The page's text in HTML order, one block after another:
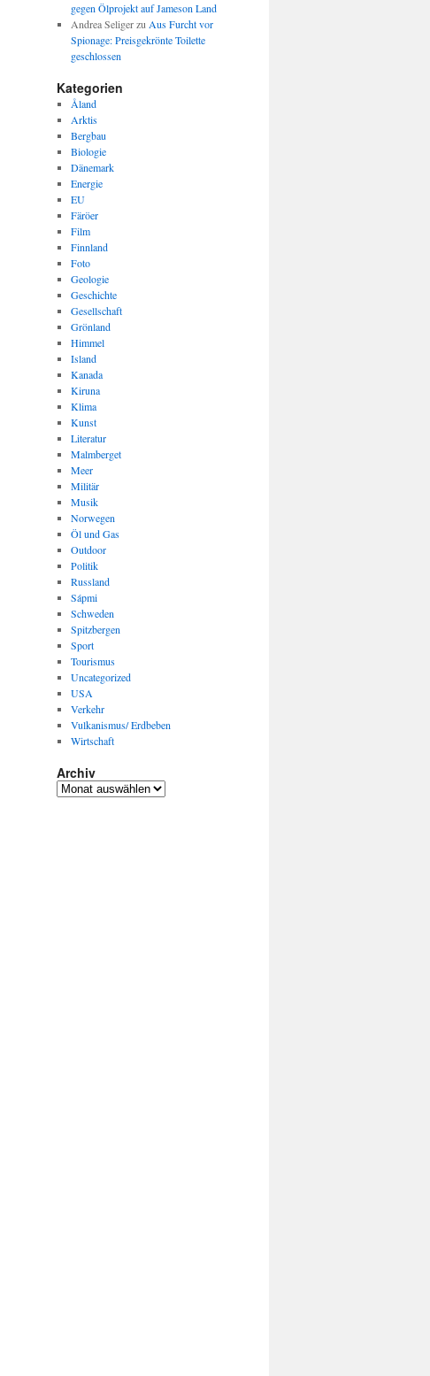
gegen Ölprojekt auf Jameson Land
Andrea Seligerzu Aus Furcht vor
Spionage: Preisgekrönte Toilette
geschlossen
Kategorien
Åland
Arktis
Bergbau
Biologie
Dänemark
Energie
EU
Färöer
Film
Finnland
Foto
Geologie
Geschichte
Gesellschaft
Grönland
Himmel
Island
Kanada
Kiruna
Klima
Kunst
Literatur
Malmberget
Meer
Militär
Musik
Norwegen
Öl und Gas
Outdoor
Politik
Russland
Sápmi
Schweden
Spitzbergen
Sport
Tourismus
Uncategorized
USA
Verkehr
Vulkanismus/ Erdbeben
Wirtschaft
Archiv
Archiv